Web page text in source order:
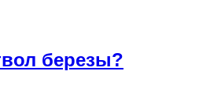
березы?